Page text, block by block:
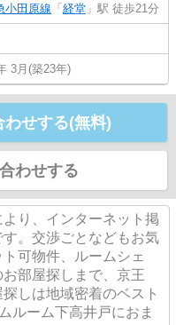
小田原線 「 経堂 」駅 徒歩21分
3月(築23年)
せする(無料)
わせする
り、インターネット掲
。交渉ごとなどもお気
可物件、ルームシェ
部屋探しまで、京王
しは地域密着のベスト
ルーム下高井戸におま